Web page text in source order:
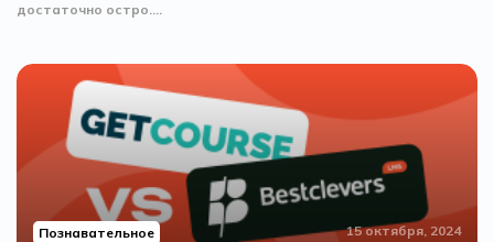
достаточно остро....
Познавательное 15 октября, 2024